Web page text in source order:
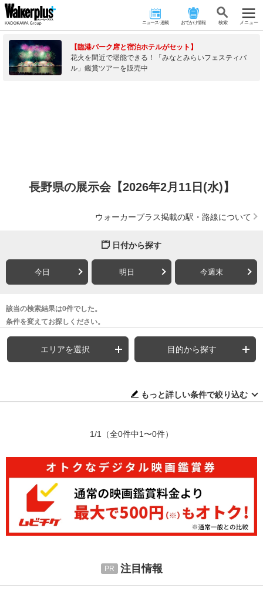
ニュース･連載 おでかけ情報 検 索 メニュー
【臨港パーク席と宿泊ホテルがセット】
花火を間近で堪能できる！「みなとみらいフェスティバ
ル」鑑賞ツアーを販売中
長野県の展示会【2026年2月11日(水)】
ウォーカープラス掲載の駅・路線について
日付から探す
今日 明日 今週末
該当の検索結果は0件でした。
条件を変えてお探しください。
エリアを選択 目的から探す
もっと詳しい条件で絞り込む
1/1 （全0件中1〜0件）
注目情報